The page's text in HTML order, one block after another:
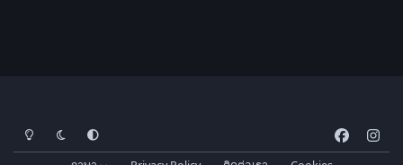
โหมดสว่างโหมดมืด การตั้งค่าระบบ
a
n